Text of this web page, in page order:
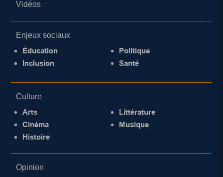
Vidéos
Enjeux sociaux
Éducation
Inclusion
Politique
Santé
Culture
Arts
Cinéma
Histoire
Littérature
Musique
Opinion